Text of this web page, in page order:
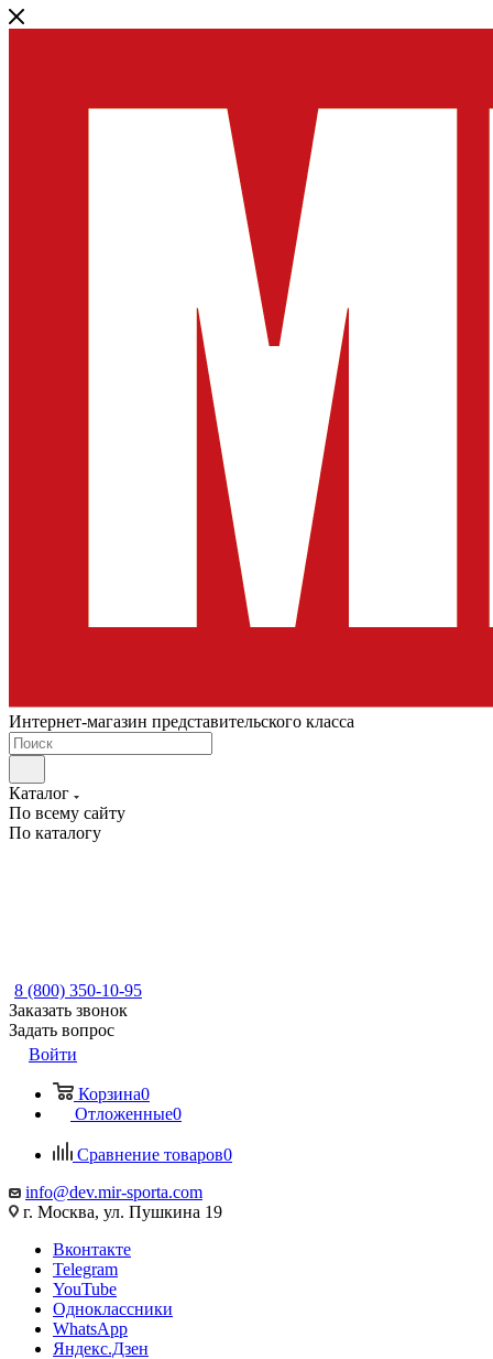
Интернет-магазин представительского класса
Каталог
По всему сайту
По каталогу
8 (800) 350-10-95
Заказать звонок
Задать вопрос
Войти
Корзина0
Отложенные0
Сравнение товаров0
info@dev.mir-sporta.com
г. Москва, ул. Пушкина 19
Вконтакте
Telegram
YouTube
Одноклассники
WhatsApp
Яндекс.Дзен